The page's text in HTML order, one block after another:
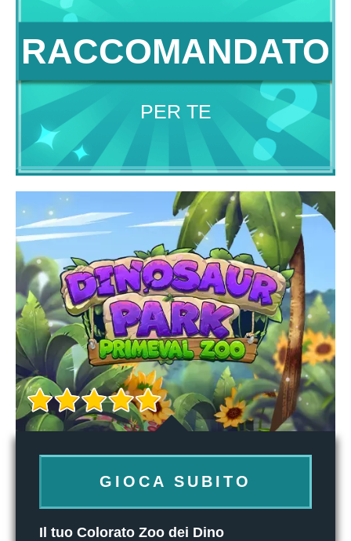
RACCOMANDATO
PER TE
GIOCA SUBITO
Il tuo Colorato Zoo dei Dino